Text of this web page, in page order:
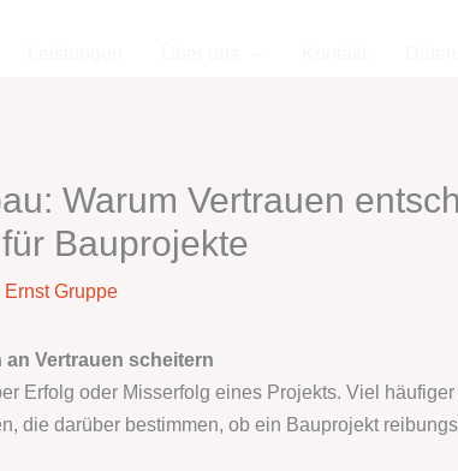
Warum Vertrauen
Bauprojekte
Ernst Gruppe
Vertrauen scheitern
Erfolg oder Misserfolg eines Projekts. Viel
die darüber bestimmen, ob ein Bauprojekt